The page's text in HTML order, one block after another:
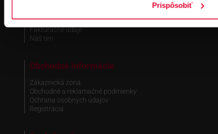
Prispôsobiť
Technická podpora
Fakturačné údaje
Náš tím
Obchodné informácie
Zákaznická zóna
Obchodné a reklamačné podmienky
Ochrana osobných údajov
Registrácia